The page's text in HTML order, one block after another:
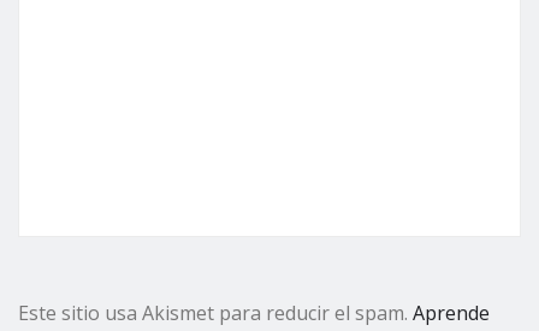
Este sitio usa Akismet para reducir el spam. Aprende